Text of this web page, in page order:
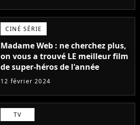
CINÉ SÉRIE
Madame Web : ne cherchez plus,
on vous a trouvé LE meilleur film
de super-héros de l'année
12 février 2024
TV